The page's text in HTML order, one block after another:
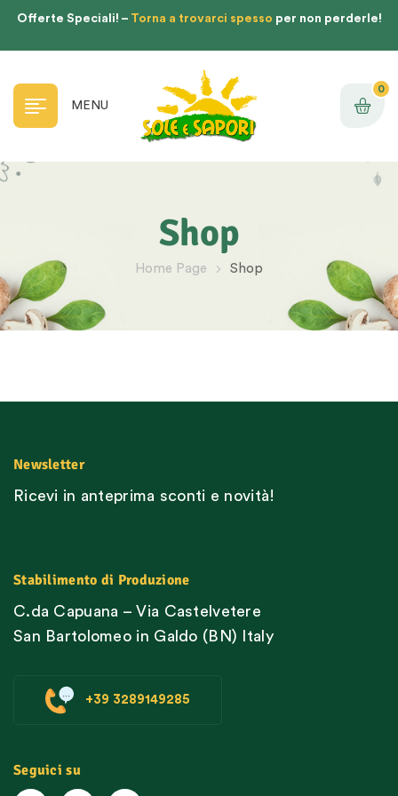
Offerte Speciali! – Torna a trovarci spesso per non perderle!
MENU
0
Shop
Home Page Shop
Newsletter
Ricevi in anteprima sconti e novità!
Stabilimento di Produzione
C.da Capuana – Via Castelvetere
San Bartolomeo in Galdo (BN) Italy
+39 3289149285
Seguici su